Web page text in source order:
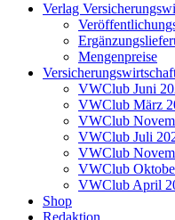
Verlag
Mengenpreise
VWClub Juni
VWClub März
VWClub
VWClub Juli
VWClub
VWClub
VWClub April
Shop
Redaktion